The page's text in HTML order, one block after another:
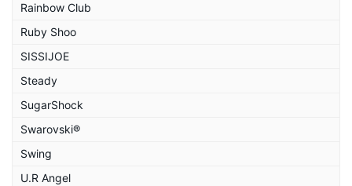
Rainbow Club
Ruby Shoo
SISSIJOE
Steady
SugarShock
Swarovski®
Swing
U.R Angel